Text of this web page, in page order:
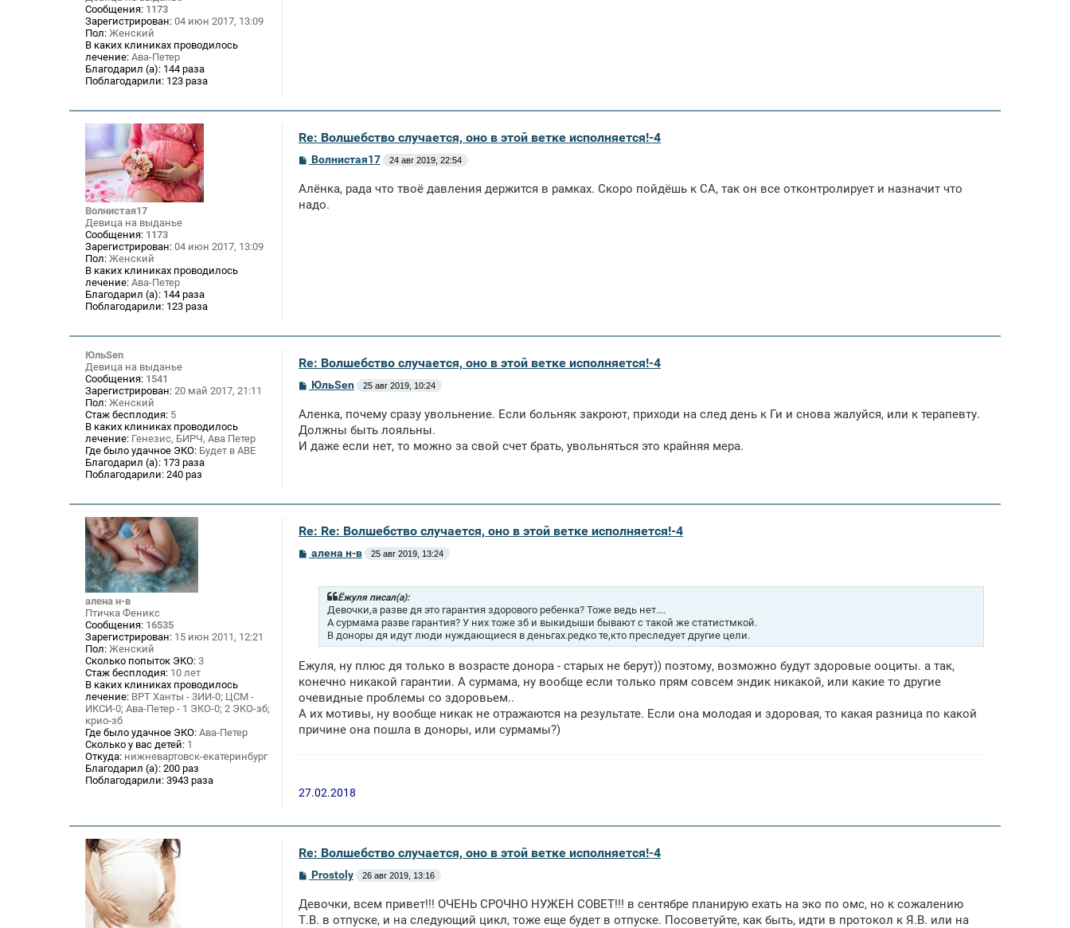
Сообщения: 1173
Зарегистрирован: 04 июн 2017, 13:09
Пол: Женский
В каких клиниках проводилось
лечение: Ава-Петер
Благодарил (а): 144 раза
Поблагодарили: 123 раза
Волнистая17
Девица на выданье
Сообщения: 1173
Зарегистрирован: 04 июн 2017, 13:09
Пол: Женский
В каких клиниках проводилось
лечение: Ава-Петер
Благодарил (а): 144 раза
Поблагодарили: 123 раза
Re: Волшебство случается, оно в этой ветке исполняется!-4
С
б
щ
е
Волнистая17 24 авг 2019, 22:54
Алёнка, рада что твоё давления держится в рамках. Скоро пойдёшь к СА, так он все отконтролирует и назначит что
надо.
ЮльSen
Девица на выданье
Сообщения: 1541
Зарегистрирован: 20 май 2017, 21:11
Пол: Женский
Стаж бесплодия: 5
В каких клиниках проводилось
лечение: Генезис, БИРЧ, Ава Петер
Где было удачное ЭКО: Будет в АВЕ
Благодарил (а): 173 раза
Поблагодарили: 240 раз
Re: Волшебство случается, оно в этой ветке исполняется!-4
С
б
щ
н
ЮльSen 25 авг 2019, 10:24
Аленка, почему сразу увольнение. Если больняк закроют, приходи на след день к Ги и снова жалуйся, или к терапевту.
Должны быть лояльны.
И даже если нет, то можно за свой счет брать, увольняться это крайняя мера.
алена н-в
Птичка Феникс
Сообщения: 16535
Зарегистрирован: 15 июн 2011, 12:21
Пол: Женский
Сколько попыток ЭКО: 3
Стаж бесплодия: 10 лет
В каких клиниках проводилось
лечение: ВРТ Ханты - 3ИИ-0; ЦСМ -
ИКСИ-0; Ава-Петер - 1 ЭКО-0; 2 ЭКО-зб;
крио-зб
Где было удачное ЭКО: Ава-Петер
Сколько у вас детей: 1
Откуда: нижневартовск-екатеринбург
Благодарил (а): 200 раз
Поблагодарили: 3943 раза
Re: Re: Волшебство случается, оно в этой ветке исполняется!-4
Салена н-в 25 авг 2019, 13:24
Ёжуля писал(а):
Девочки,а разве дя это гарантия здорового ребенка? Тоже ведь нет....
А сурмама разве гарантия? У них тоже зб и выкидыши бывают с такой же статистмкой.
В доноры дя идут люди нуждающиеся в деньгах.редко те,кто преследует другие цели.
Ежуля, ну плюс дя только в возрасте донора - старых не берут)) поэтому, возможно будут здоровые ооциты. а так,
конечно никакой гарантии. А сурмама, ну вообще если только прям совсем эндик никакой, или какие то другие
очевидные проблемы со здоровьем..
А их мотивы, ну вообще никак не отражаются на результате. Если она молодая и здоровая, то какая разница по какой
причине она пошла в доноры, или сурмамы?)
27.02.2018
Re: Волшебство случается, оно в этой ветке исполняется!-4
С
б
щ
Prostoly 26 авг 2019, 13:16
Девочки, всем привет!!! ОЧЕНЬ СРОЧНО НУЖЕН СОВЕТ!!! в сентябре планирую ехать на эко по омс, но к сожалению
Т.В. в отпуске, и на следующий цикл, тоже еще будет в отпуске. Посоветуйте, как быть, идти в протокол к Я.В. или на